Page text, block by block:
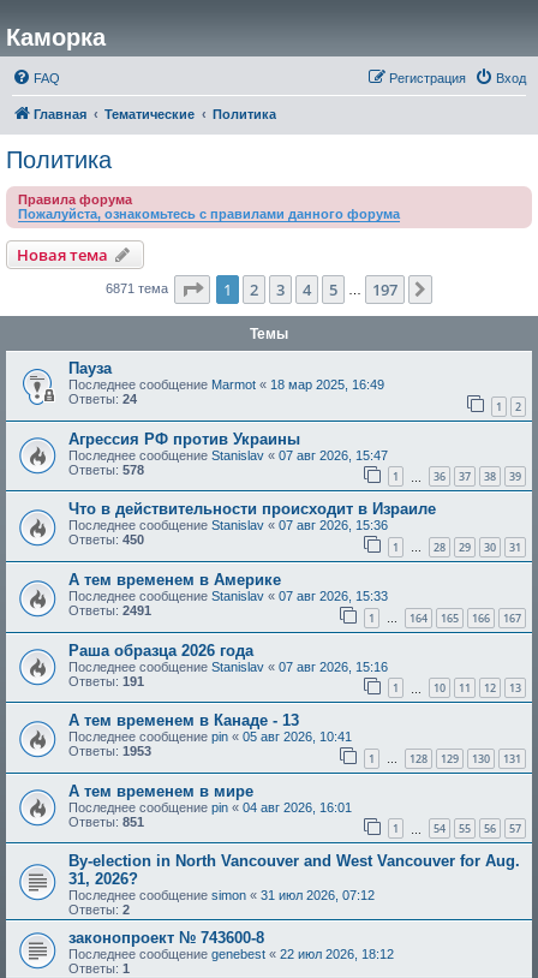
Каморка
FAQ Вход
Регистрация
Главная Тематические Политика
Политика
Правила форума
Пожалуйста, ознакомьтесь с правилами данного форума
Новая тема
6871 тема Страница из 197
1 2 3 4 5 197
Темы
Пауза
Последнее сообщение Marmot « 18 мар 2025, 16:49
Ответы: 24 1 2
Агрессия РФ против Украины
Последнее сообщение Stanislav « 07 авг 2026, 15:47
Ответы: 578 1 36 37 38 39
Что в действительности происходит в Израиле
Последнее сообщение Stanislav « 07 авг 2026, 15:36
Ответы: 450 1 … 28 29 30 31
А тем временем в Америке
Последнее сообщение Stanislav « 07 авг 2026, 15:33
Ответы: 2491 1 … 164 165 166 167
Раша образца 2026 года
Последнее сообщение Stanislav « 07 авг 2026, 15:16
Ответы: 191 1 10 11 12 13
А тем временем в Канаде - 13
Последнее сообщение pin « 05 авг 2026, 10:41
Ответы: 1953 1 … 128 129 130 131
А тем временем в мире
Последнее сообщение pin « 04 авг 2026, 16:01
Ответы: 851 1 54 55 56 57
By-election in North Vancouver and West Vancouver for Aug.
31, 2026?
Последнее сообщение simon « 31 июл 2026, 07:12
Ответы: 2
законопроект № 743600-8
Последнее сообщение genebest « 22 июл 2026, 18:12
Ответы: 1